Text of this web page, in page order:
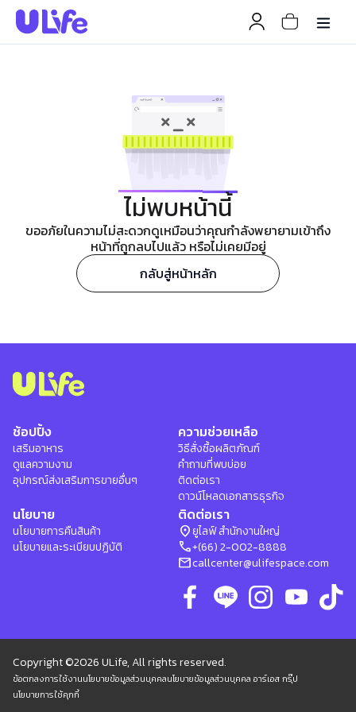
ไม่พบหน้านี้
ขออภัยในความไม่สะดวกดูเหมือนว่าคุณกำลังพยายามเข้าถึง
หน้าที่ถูกลบไปแล้ว หรือไม่เคยมีอยู่
กลับสู่หน้าหลัก
ช้อปปิ้ง
เสริมอาหาร
ดูแลความงาม
อุปกรณ์ส่งเสริมการขายอื่นๆ
ความช่วยเหลือ
วิธีสั่งซื้อผลิตภัณฑ์
คำถามที่พบบ่อย
ติดต่อเรา
ดาวน์โหลดเอกสารธุรกิจ
นโยบาย
นโยบายการคืนสินค้า
นโยบายและระเบียบปฏิบัติ
ติดต่อเรา
location_onยูไลฟ์ สำนักงานใหญ่
phone+(66) 2-002-8888
mailcallcenter@ulifespace.com
Copyright ©2026 ULife, All rights reserved.
ข้อตกลงการใช้งานนโยบายข้อมูลส่วนบุคคลนโยบายข้อมูลส่วนบุคคล อาร์เอส กรุ๊ป
นโยบายการใช้คุกกี้